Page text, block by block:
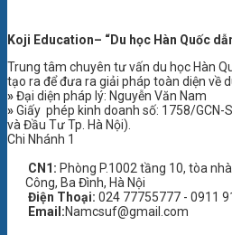
Koji Education– “Du học Hàn Quốc
Trung tâm chuyên tư vấn du học Hàn
tạo ra để đưa ra giải pháp toàn diện về
»Đại diện pháp lý: Nguyễn Văn Nam
»Giấy phép kinh doanh số: 1758/GCN-
và Đầu Tư Tp. Hà Nội).
Chi Nhánh 1
CN1: Phòng P.1002 tầng 10, tòa
Công, Ba Đình, Hà Nội
Điện Thoại: 024 77755777 - 0911
Email:Namcsuf@gmail.com